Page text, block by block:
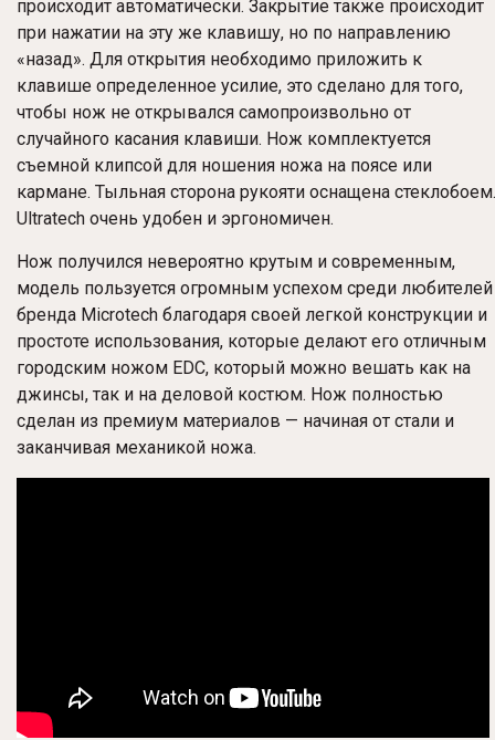
происходит автоматически. Закрытие также происходит
при нажатии на эту же клавишу, но по направлению
«назад». Для открытия необходимо приложить к
клавише определенное усилие, это сделано для того,
чтобы нож не открывался самопроизвольно от
случайного касания клавиши. Нож комплектуется
съемной клипсой для ношения ножа на поясе или
кармане. Тыльная сторона рукояти оснащена стеклобоем.
Ultratech очень удобен и эргономичен.
Нож получился невероятно крутым и современным,
модель пользуется огромным успехом среди любителей
бренда Microtech благодаря своей легкой конструкции и
простоте использования, которые делают его отличным
городским ножом EDC, который можно вешать как на
джинсы, так и на деловой костюм. Нож полностью
сделан из премиум материалов — начиная от стали и
заканчивая механикой ножа.